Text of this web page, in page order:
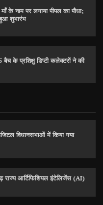
के नाम पर लगाया पीपल का पौधा;
शुभारंभ
के प्रशिक्षु डिप्टी कलेक्टरों ने की
विधानसभाओं में किया गया
राज्य आर्टिफिशियल इंटेलिजेंस (AI)